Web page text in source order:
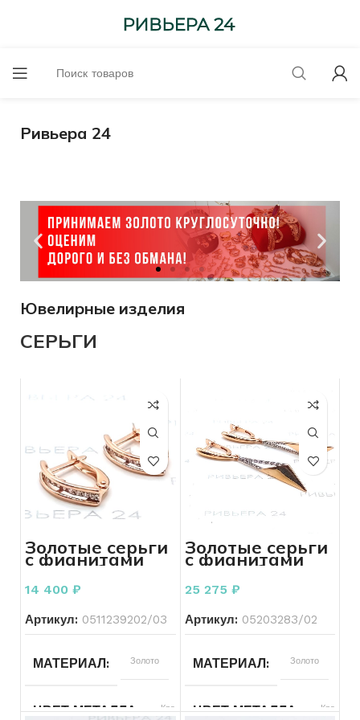
Ривьера 24
до 6100-
Ювелирные изделия
СЕРЬГИ
Золотые серьги
с фианитами
585 пробы 1.92
грамма
14 400 ₽
Артикул: 0511239202/03
МАТЕРИАЛ Золото
ЦВЕТ МЕТАЛЛА Красный
Золотые серьги
с фианитами
585 пробы 3.37
грамма
25 275 ₽
Артикул: 05203283/02
МАТЕРИАЛ Золото
ЦВЕТ МЕТАЛЛА Красный